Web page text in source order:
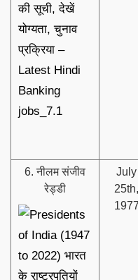
6. नीलम संजीव
रेड्डी
July
25th,
1977